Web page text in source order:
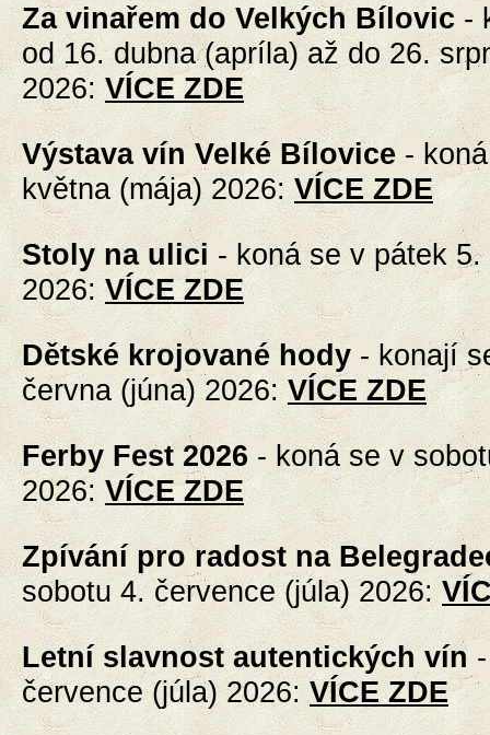
Za vinařem do Velkých Bílovic -
od 16. dubna (apríla) až do 26.
2026:VÍCE ZDE
Výstava vín Velké Bílovice -
května (mája) 2026:VÍCE ZDE
Stoly na ulici - koná se v pátek
2026: VÍCE ZDE
Dětské krojované hody - konají
června (júna) 2026:VÍCE ZDE
Ferby Fest 2026 - koná se v
2026:VÍCE ZDE
Zpívání pro radost na
sobotu 4. července (júla) 2026:
Letní slavnost autentických vín
července (júla)2026:VÍCE ZDE